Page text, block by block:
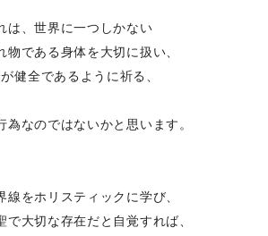
は、世界に一つしかない
物である身体を大切に扱い、
健全であるように祈る、
為なのではないかと思います。
線をホリスティックに学び、
で大切な存在だと自覚すれば、